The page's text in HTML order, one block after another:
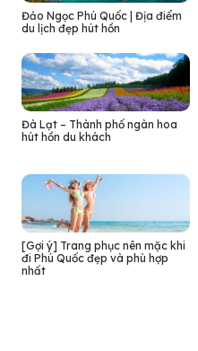
Đảo Ngọc Phú Quốc | Địa điểm
du lịch đẹp hút hồn
Đà Lạt – Thành phố ngàn hoa
hút hồn du khách
[Gợi ý] Trang phục nên mặc khi
đi Phú Quốc đẹp và phù hợp
nhất